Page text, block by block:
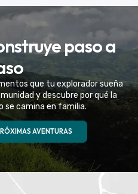
tu mejor amigo con una
de serie
MÁS
paso a
que tu explorador sueña
y descubre por qué la
se camina en familia.
AVENTURAS